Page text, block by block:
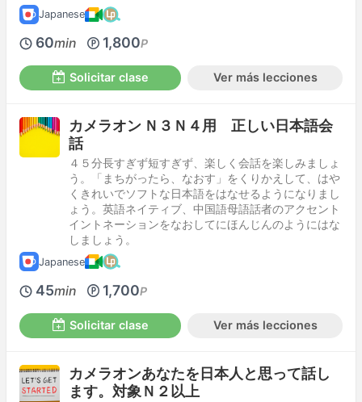
Japanese
60min 1,800P
Solicitar clase Ver más lecciones
カメラオン Ｎ３Ｎ４用 正しい日本語会
話
４５分長すぎず短すぎず、楽しく会話を楽しみましょ
う。「まちがったら、なおす」をくりかえして、はや
くきれいでソフトな日本語をはなせるようになりまし
ょう。英語ネイティブ、中国語母語話者のアクセント
イントネーションをなおしてにほんじんのようにはな
しましょう。
Japanese
45min 1,700P
Solicitar clase Ver más lecciones
カメラオンあなたを日本人と思って話し
ます。対象Ｎ２以上